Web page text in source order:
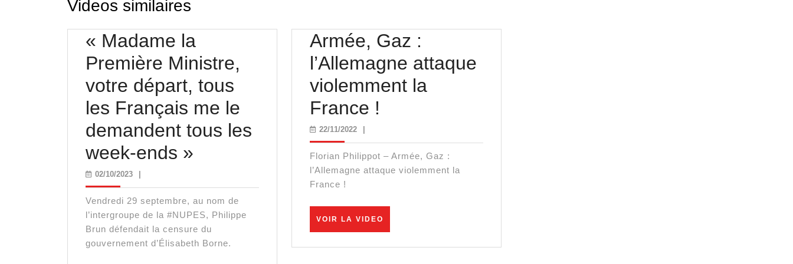
Videos similaires
« Madame la
Première Ministre,
votre départ, tous
les Français me le
demandent tous les
week-ends »
la
Première
Ministre,
02/10/202302/10/2023
Vendredi 29 septembre, au nom de
l’intergroupe de la #NUPES, Philippe
Brun défendait la censure du
gouvernement d’Élisabeth Borne.
Armée, Gaz :
l’Allemagne attaque
violemment la
France !
:
l’Allemagne
violemment
la
22/11/202222/11/2022
Florian Philippot – Armée, Gaz :
l’Allemagne attaque violemment la
France !
VOIR LA VIDEO